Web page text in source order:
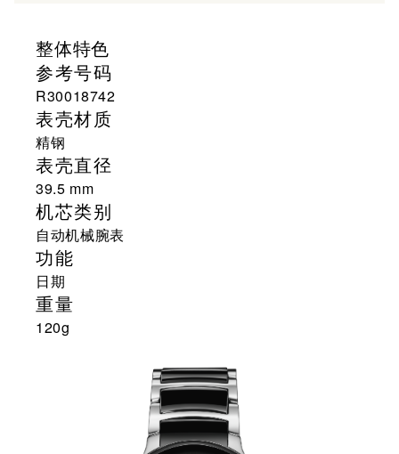
整体特色
参考号码
R30018742
表壳材质
精钢
表壳直径
39.5 mm
机芯类别
自动机械腕表
功能
日期
重量
120g